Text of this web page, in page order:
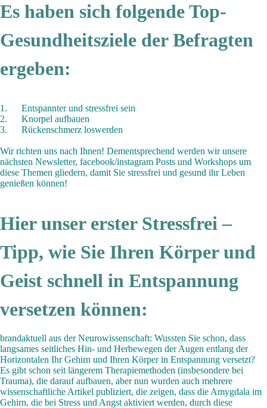
Es haben sich folgende Top-
Gesundheitsziele der Befragten
ergeben:
1. Entspannter und stressfrei sein
2. Knorpel aufbauen
3. Rückenschmerz loswerden
Wir richten uns nach Ihnen! Dementsprechend werden wir unsere
nächsten Newsletter, facebook/instagram Posts und Workshops um
diese Themen gliedern, damit Sie stressfrei und gesund ihr Leben
genießen können!
Hier unser erster Stressfrei –
Tipp, wie Sie Ihren Körper und
Geist schnell in Entspannung
versetzen können:
brandaktuell aus der Neurowissenschaft: Wussten Sie schon, dass
langsames seitliches Hin- und Herbewegen der Augen entlang der
Horizontalen Ihr Gehirn und Ihren Körper in Entspannung versetzt?
Es gibt schon seit längerem Therapiemethoden (insbesondere bei
Trauma), die darauf aufbauen, aber nun wurden auch mehrere
wissenschaftliche Artikel publiziert, die zeigen, dass die Amygdala im
Gehirn, die bei Stress und Angst aktiviert werden, durch diese